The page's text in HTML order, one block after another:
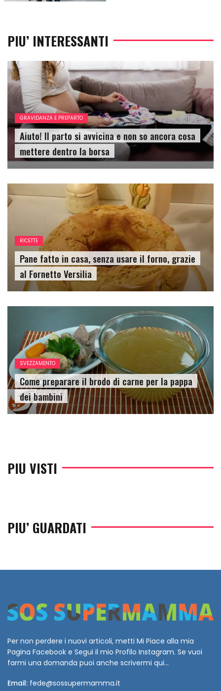
PIU’ INTERESSANTI
GRAVIDANZA E PREPARTO
Aiuto! Il parto si avvicina e non so ancora cosa
mettere dentro la borsa
RICETTE
Pane fatto in casa, senza usare il forno, grazie
al Fornetto Versilia
SVEZZAMENTO
Come preparare il brodo di carne per la pappa
dei bambini
PIU VISTI
PIU’ GUARDATI
Per non perdere i nuovi articoli, metti Mi Piace alla mia
Pagina Facebook e Segui il mio Profilo Instagram. Se vuoi
farmi una domanda puoi anche scrivermi qui...
Email: fede@sossupermamma.it